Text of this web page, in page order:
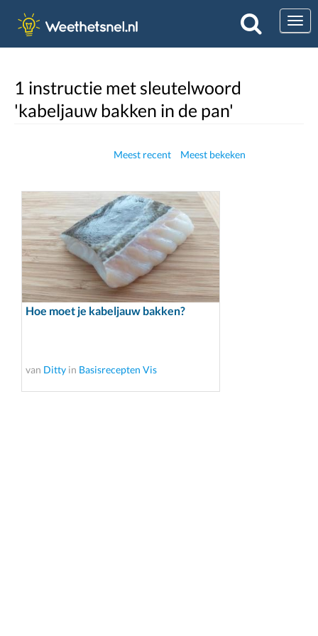
1 instructie met sleutelwoord
'kabeljauw bakken in de pan'
Meest recent Meest bekeken
Hoe moet je kabeljauw bakken?
van Ditty in Basisrecepten Vis